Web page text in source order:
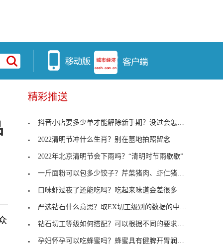
精彩推送
抖音小店要多少单才能解除新手期？没过会怎样？
2022清明节冲什么生肖？别在墓地拍照留念
2022年北京清明节会下雨吗？“清明时节雨歇歇”
一斤面粉可以包多少饺子？芹菜猪肉、虾仁猪肉馅最好
口味虾过夜了还能吃吗？吃起来味道会差很多
严选钻石什么意思？取EX切工级别的数据的中间值
钻石切工等级如何搭配？可以根据不同的要求来选
孕妇怀孕可以吃蜂蜜吗？蜂蜜具有健脾开胃润肠通便功